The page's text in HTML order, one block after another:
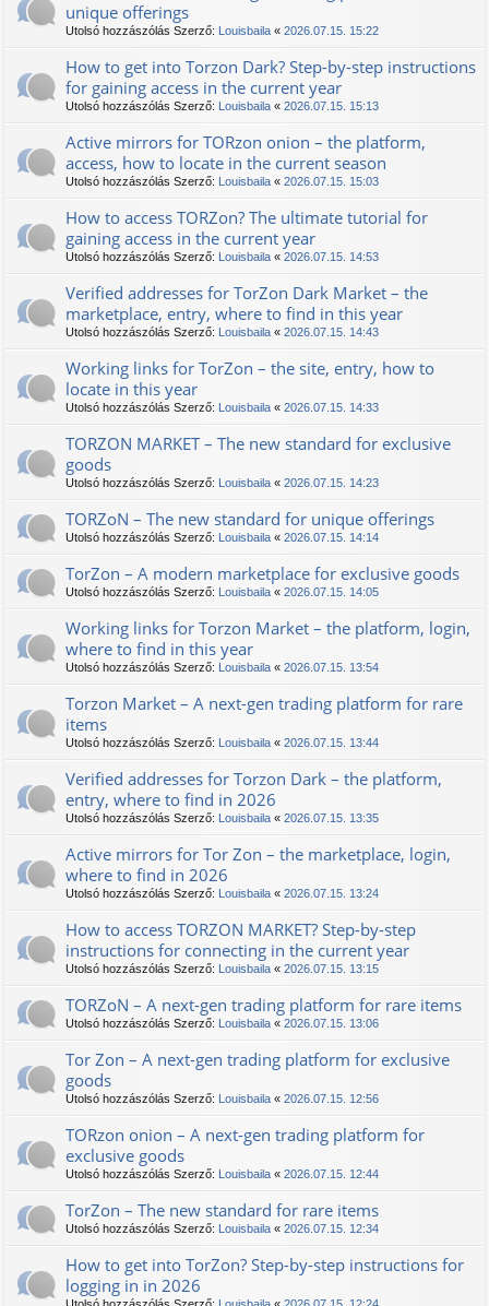
unique offerings
Utolsó hozzászólás Szerző: Louisbaila « 2026.07.15. 15:22
How to get into Torzon Dark? Step-by-step instructions
for gaining access in the current year
Utolsó hozzászólás Szerző: Louisbaila « 2026.07.15. 15:13
Active mirrors for TORzon onion – the platform,
access, how to locate in the current season
Utolsó hozzászólás Szerző: Louisbaila « 2026.07.15. 15:03
How to access TORZon? The ultimate tutorial for
gaining access in the current year
Utolsó hozzászólás Szerző: Louisbaila « 2026.07.15. 14:53
Verified addresses for TorZon Dark Market – the
marketplace, entry, where to find in this year
Utolsó hozzászólás Szerző: Louisbaila « 2026.07.15. 14:43
Working links for TorZon – the site, entry, how to
locate in this year
Utolsó hozzászólás Szerző: Louisbaila « 2026.07.15. 14:33
TORZON MARKET – The new standard for exclusive
goods
Utolsó hozzászólás Szerző: Louisbaila « 2026.07.15. 14:23
TORZoN – The new standard for unique offerings
Utolsó hozzászólás Szerző: Louisbaila « 2026.07.15. 14:14
TorZon – A modern marketplace for exclusive goods
Utolsó hozzászólás Szerző: Louisbaila « 2026.07.15. 14:05
Working links for Torzon Market – the platform, login,
where to find in this year
Utolsó hozzászólás Szerző: Louisbaila « 2026.07.15. 13:54
Torzon Market – A next-gen trading platform for rare
items
Utolsó hozzászólás Szerző: Louisbaila « 2026.07.15. 13:44
Verified addresses for Torzon Dark – the platform,
entry, where to find in 2026
Utolsó hozzászólás Szerző: Louisbaila « 2026.07.15. 13:35
Active mirrors for Tor Zon – the marketplace, login,
where to find in 2026
Utolsó hozzászólás Szerző: Louisbaila « 2026.07.15. 13:24
How to access TORZON MARKET? Step-by-step
instructions for connecting in the current year
Utolsó hozzászólás Szerző: Louisbaila « 2026.07.15. 13:15
TORZoN – A next-gen trading platform for rare items
Utolsó hozzászólás Szerző: Louisbaila « 2026.07.15. 13:06
Tor Zon – A next-gen trading platform for exclusive
goods
Utolsó hozzászólás Szerző: Louisbaila « 2026.07.15. 12:56
TORzon onion – A next-gen trading platform for
exclusive goods
Utolsó hozzászólás Szerző: Louisbaila « 2026.07.15. 12:44
TorZon – The new standard for rare items
Utolsó hozzászólás Szerző: Louisbaila « 2026.07.15. 12:34
How to get into TorZon? Step-by-step instructions for
logging in in 2026